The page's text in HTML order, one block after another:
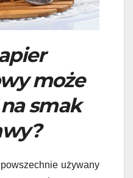
może
smak
używany